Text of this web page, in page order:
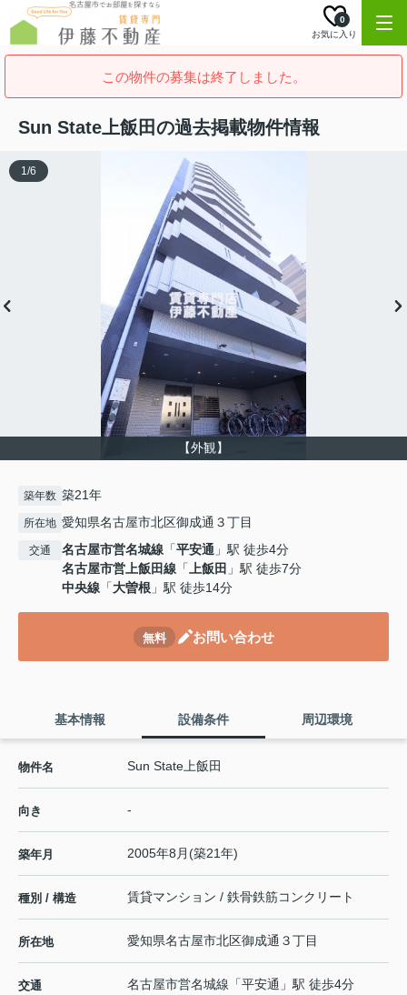
お気に入り
0
この物件の募集は終了しました。
Sun State上飯田の過去掲載物件情報
【外観】
1/6
築年数 築21年
所在地 愛知県名古屋市北区御成通３丁目
交通 名古屋市営名城線 「平安通 」駅 徒歩4分
名古屋市営上飯田線 「上飯田 」駅 徒歩7分
中央線 「大曽根 」駅 徒歩14分
無料 お問い合わせ
基本情報 設備条件 周辺環境
物件名 Sun State上飯田
向き -
築年月 2005年8月(築21年)
種別 / 構造 賃貸マンション / 鉄骨鉄筋コンクリート
所在地 愛知県名古屋市北区御成通 ３丁目
交通 名古屋市営名城線 「平安通 」駅 徒歩4分